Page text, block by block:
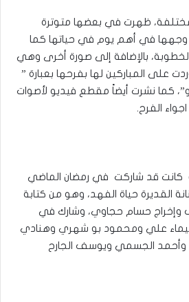
ظهرت في بعضها متوترة
في أهم يوم في حياتها كما
بالإضافة إلى صورة أخرى وهي
على المباركين لها بفرحها بعبارة ”
كما نشرت أيضاً مقطع فيديو لأصوات
الفرح.
كانت قد شاركت في رمضان الماضي
القديرة حياة الفهد، وهو من كتابة
وإخراج حسام حجاوي، وشارك في
علي ومحمود بو شهري وهنادي
وأحمد الجسمي ويوسف الجارح